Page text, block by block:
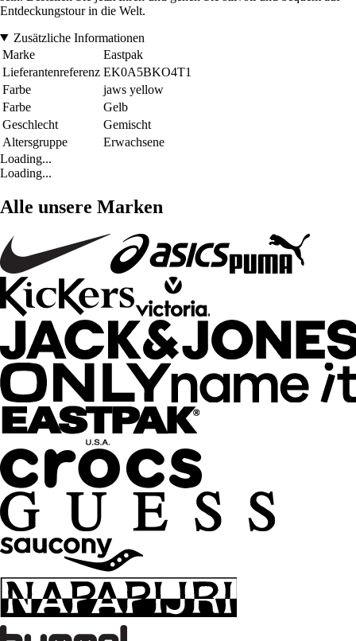
Entdeckungstour in die Welt.
Zusätzliche Informationen
Marke
Eastpak
Lieferantenreferenz EK0A5BKO4T1
Farbe
jaws yellow
Farbe
Gelb
Geschlecht
Gemischt
Altersgruppe
Erwachsene
Loading...
Loading...
Alle unsere Marken